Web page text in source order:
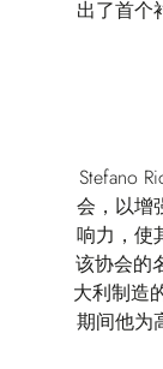
出了首个
Stefano
会，以增
响力，使
该协会的
大利制造
期间他为